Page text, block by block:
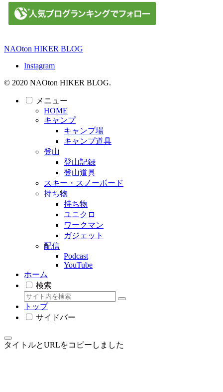
NAOton HIKER BLOG
Instagram
© 2020 NAOton HIKER BLOG.
メニュー
HOME
キャンプ
キャンプ場
キャンプ道具
登山
登山記録
登山道具
スキー・スノーボード
持ち物
持ち物
ユニクロ
ワークマン
ガジェット
配信
Podcast
YouTube
ホーム
検索
トップ
サイドバー
タイトルとURLをコピーしました